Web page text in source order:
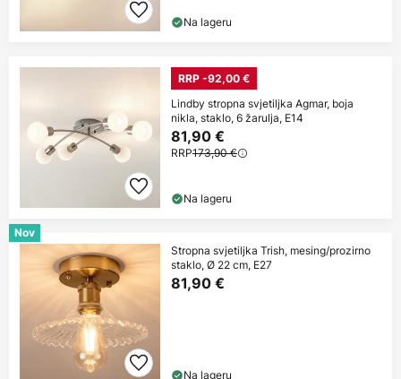
Na lageru
RRP -92,00 €
Lindby stropna svjetiljka Agmar, boja
nikla, staklo, 6 žarulja, E14
81,90 €
RRP173,90 €
Na lageru
Nov
Stropna svjetiljka Trish, mesing/prozirno
staklo, Ø 22 cm, E27
81,90 €
Na lageru